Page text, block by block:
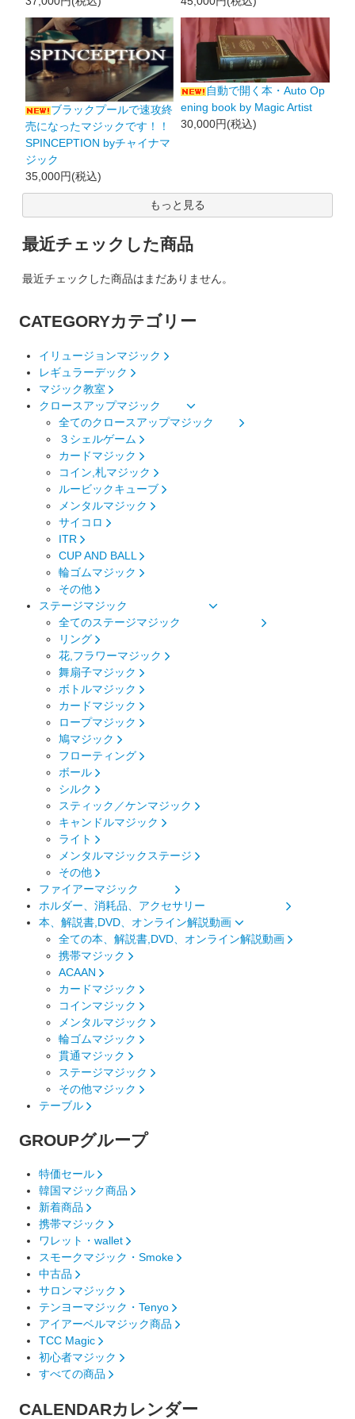
ブラックプールで速攻終
売になったマジックです！！
SPINCEPTION byチャイナマ
ジック
35,000円(税込)
自動で開く本・Auto Op
ening book by Magic Artist
30,000円(税込)
もっと見る
最近チェックした商品
最近チェックした商品はまだありません。
CATEGORYカテゴリー
イリュージョンマジック
レギュラーデック
マジック教室
クロースアップマジック
全てのクロースアップマジック
３シェルゲーム
カードマジック
コイン,札マジック
ルービックキューブ
メンタルマジック
サイコロ
ITR
CUP AND BALL
輪ゴムマジック
その他
ステージマジック
全てのステージマジック
リング
花,フラワーマジック
舞扇子マジック
ボトルマジック
カードマジック
ロープマジック
鳩マジック
フローティング
ボール
シルク
スティック／ケンマジック
キャンドルマジック
ライト
メンタルマジックステージ
その他
ファイアーマジック
ホルダー、消耗品、アクセサリー
本、解説書,DVD、オンライン解説動画
全ての本、解説書,DVD、オンライン解説動画
携帯マジック
ACAAN
カードマジック
コインマジック
メンタルマジック
輪ゴムマジック
貫通マジック
ステージマジック
その他マジック
テーブル
GROUPグループ
特価セール
韓国マジック商品
新着商品
携帯マジック
ワレット・wallet
スモークマジック・Smoke
中古品
サロンマジック
テンヨーマジック・Tenyo
アイアーベルマジック商品
TCC Magic
初心者マジック
すべての商品
CALENDARカレンダー